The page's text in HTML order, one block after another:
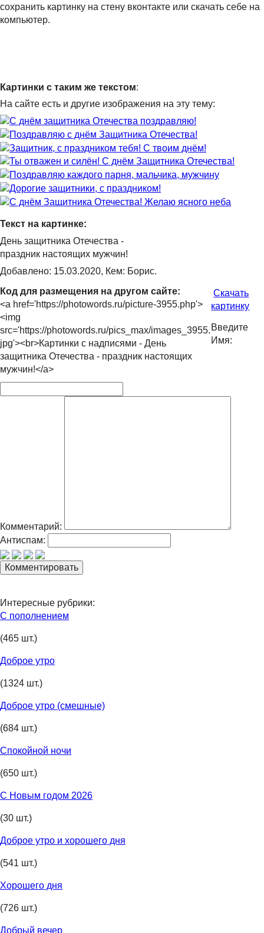
сохранить картинку на стену вконтакте или скачать себе на
компьютер.
Картинки с таким же текстом:
На сайте есть и другие изображения на эту тему:
Текст на картинке:
День защитника Отечества -
праздник настоящих мужчин!
Добавлено: 15.03.2020, Кем: Борис.
Код для размещения на другом сайте:
<a href='https://photowords.ru/picture-3955.php'>
<img
src='https://photowords.ru/pics_max/images_3955.
jpg'><br>Картинки с надписями - День
защитника Отечества - праздник настоящих
мужчин!</a>
Скачать
картинку
Введите
Имя:
Комментарий:
Антиспам:
Интересные рубрики:
С пополнением
(465 шт.)
Доброе утро
(1324 шт.)
Доброе утро (смешные)
(684 шт.)
Спокойной ночи
(650 шт.)
С Новым годом 2026
(30 шт.)
Доброе утро и хорошего дня
(541 шт.)
Хорошего дня
(726 шт.)
Добрый вечер